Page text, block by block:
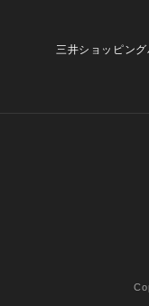
三井ショッピング
個人情